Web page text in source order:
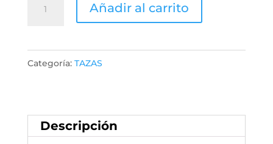
Comunión
Añadir al carrito
Categoría: TAZAS
Descripción